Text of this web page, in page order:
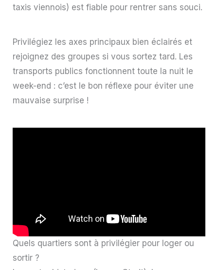
taxis viennois) est fiable pour rentrer sans souci.
Privilégiez les axes principaux bien éclairés et
rejoignez des groupes si vous sortez tard. Les
transports publics fonctionnent toute la nuit le
week-end : c’est le bon réflexe pour éviter une
mauvaise surprise !
Quels quartiers sont à privilégier pour loger ou
sortir ?